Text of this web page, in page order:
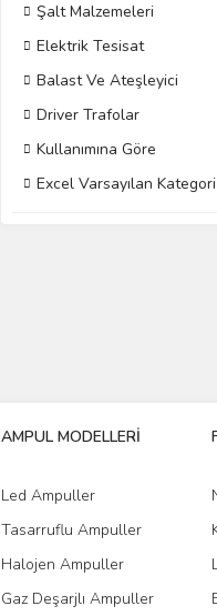
Şalt Malzemeleri
Elektrik Tesisat
Balast Ve Ateşleyici
Driver Trafolar
Kullanımına Göre
Excel Varsayılan Kategori
AMPUL MODELLERİ
Led Ampuller
Tasarruflu Ampuller
Halojen Ampuller
Gaz Deşarjlı Ampuller